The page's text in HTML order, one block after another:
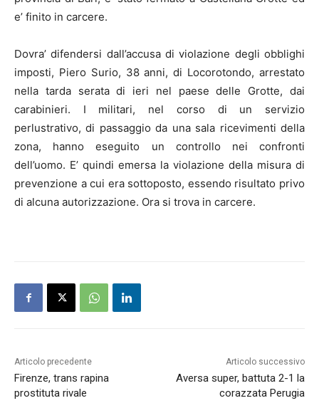
e’ finito in carcere.
Dovra’ difendersi dall’accusa di violazione degli obblighi
imposti, Piero Surio, 38 anni, di Locorotondo, arrestato
nella tarda serata di ieri nel paese delle Grotte, dai
carabinieri. I militari, nel corso di un servizio
perlustrativo, di passaggio da una sala ricevimenti della
zona, hanno eseguito un controllo nei confronti
dell’uomo. E’ quindi emersa la violazione della misura di
prevenzione a cui era sottoposto, essendo risultato privo
di alcuna autorizzazione. Ora si trova in carcere.
Articolo precedente
Firenze, trans rapina
prostituta rivale
Articolo successivo
Aversa super, battuta 2-1 la
corazzata Perugia